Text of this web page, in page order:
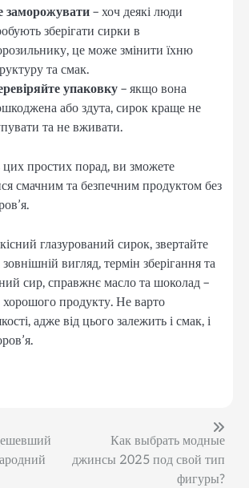
заморожувати – хоч деякі люди
зберігати сирки в
це може змінити їхню
та смак.
упаковку – якщо вона
або здута, сирок краще не
та не вживати.
простих порад, ви зможете
смачним та безпечним продуктом без
глазурований сирок, звертайте
вигляд, термін зберігання та
сир, справжнє масло та шоколад –
хорошого продукту. Не варто
адже від цього залежить і смак, і
Как выбрать модные
джинсы 2025 под свой тип
фигуры?